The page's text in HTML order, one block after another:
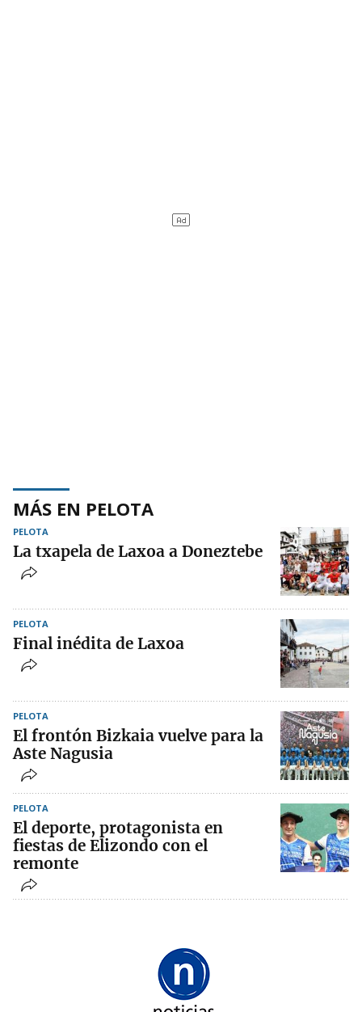
MÁS EN PELOTA
PELOTA
La txapela de Laxoa a Doneztebe
PELOTA
Final inédita de Laxoa
PELOTA
El frontón Bizkaia vuelve para la
Aste Nagusia
PELOTA
El deporte, protagonista en
fiestas de Elizondo con el
remonte